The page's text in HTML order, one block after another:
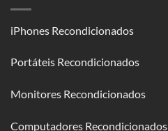
iPhones Recondicionados
Portáteis Recondicionados
Monitores Recondicionados
Computadores Recondicionados